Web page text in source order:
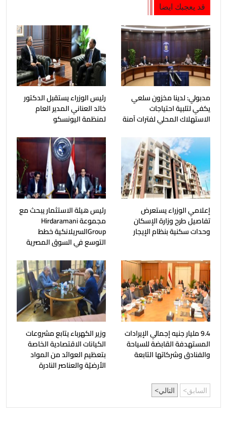
قد يعجبك ايضا
مدبولي: لدينا مخزون سلعي
يكفي لتلبية احتياجات
الاستهلاك المحلي لفترات آمنة
رئيس الوزراء يستقبل الدكتور
خالد العناني المدير العام
لمنظمة اليونسكو
إعلامي الوزراء يستعرض
تفاصيل طرح وزارة الإسكان
وحدات سكنية بنظام الإيجار
رئيس هيئة الاستثمار يبحث مع
مجموعة Hirdaramani
Groupالسريلانكية خطط
التوسع في السوق المصرية
9.4 مليار جنيه إجمالي الإيرادات
المستهدفة القابضة للسياحة
والفنادق وشركاتها التابعة
وزير الكهرباء يتابع مشروعات
الكيانات الاقتصادية الخاصة
بتعظيم العوائد من المواد
الأرضيّة والعناصر النادرة
السابق التالي